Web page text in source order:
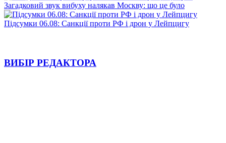
Загадковий звук вибуху налякав Москву: що це було
Підсумки 06.08: Санкції проти РФ і дрон у Лейпцигу
ВИБІР РЕДАКТОРА